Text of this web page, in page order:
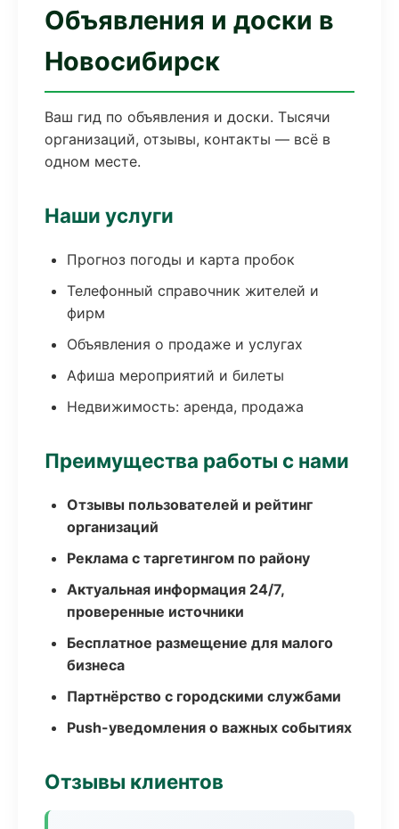
Объявления и доски в
Новосибирск
Ваш гид по объявления и доски. Тысячи
организаций, отзывы, контакты — всё в
одном месте.
Наши услуги
Прогноз погоды и карта пробок
Телефонный справочник жителей и
фирм
Объявления о продаже и услугах
Афиша мероприятий и билеты
Недвижимость: аренда, продажа
Преимущества работы с нами
Отзывы пользователей и рейтинг
организаций
Реклама с таргетингом по району
Актуальная информация 24/7,
проверенные источники
Бесплатное размещение для малого
бизнеса
Партнёрство с городскими службами
Push-уведомления о важных событиях
Отзывы клиентов